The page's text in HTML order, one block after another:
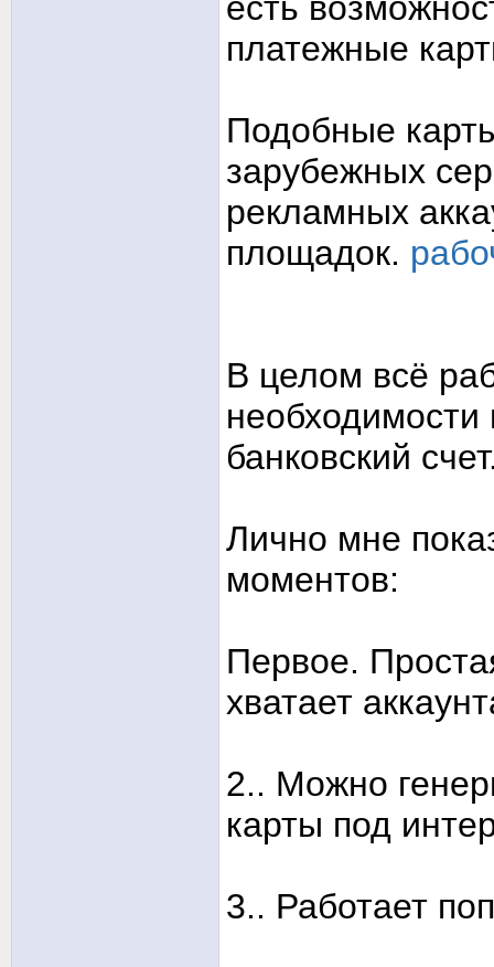
есть
платежные
Подобные
зарубежных
рекламных
площадок.
В целом всё
необходимости
банковский
Лично мне
моментов:
Первое.
хватает
2.. Можно
карты под
3.. Работает